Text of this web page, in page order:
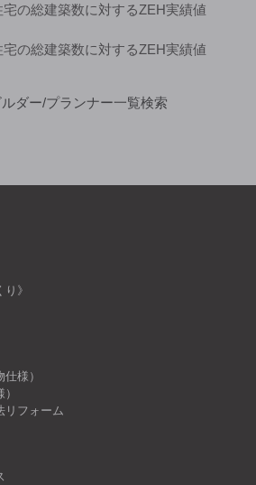
の総建築数に対するZEH実績値
の総建築数に対するZEH実績値
ダー/プランナー一覧検索
》
様）
リフォーム